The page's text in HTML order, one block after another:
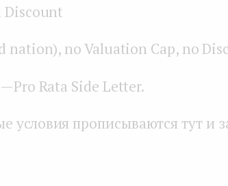
Discount
nation), no Valuation Cap, no
Pro Rata Side Letter.
условия прописываются тут и